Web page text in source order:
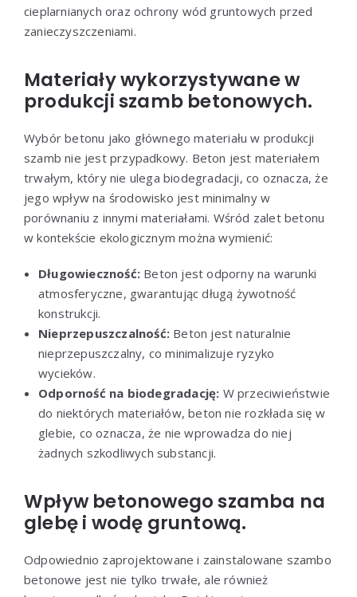
cieplarnianych oraz ochrony wód gruntowych przed
zanieczyszczeniami.
Materiały wykorzystywane w
produkcji szamb betonowych.
Wybór betonu jako głównego materiału w produkcji
szamb nie jest przypadkowy. Beton jest materiałem
trwałym, który nie ulega biodegradacji, co oznacza, że
jego wpływ na środowisko jest minimalny w
porównaniu z innymi materiałami. Wśród zalet betonu
w kontekście ekologicznym można wymienić:
Długowieczność: Beton jest odporny na warunki
atmosferyczne, gwarantując długą żywotność
konstrukcji.
Nieprzepuszczalność: Beton jest naturalnie
nieprzepuszczalny, co minimalizuje ryzyko
wycieków.
Odporność na biodegradację: W przeciwieństwie
do niektórych materiałów, beton nie rozkłada się w
glebie, co oznacza, że nie wprowadza do niej
żadnych szkodliwych substancji.
Wpływ betonowego szamba na
glebę i wodę gruntową.
Odpowiednio zaprojektowane i zainstalowane szambo
betonowe jest nie tylko trwałe, ale również